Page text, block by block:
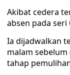
Akibat cedera
absen pada
Ia dijadwalkan
malam
tahap